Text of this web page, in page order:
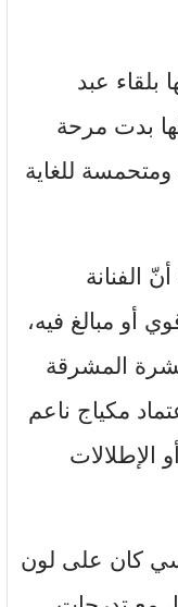
عبد
بدت مرحة
ومتحمسة للغاية
الفنانة
أو مبالغ فيه،
المشرقة
مكياج ناعم
الإطلالات
كان على لون